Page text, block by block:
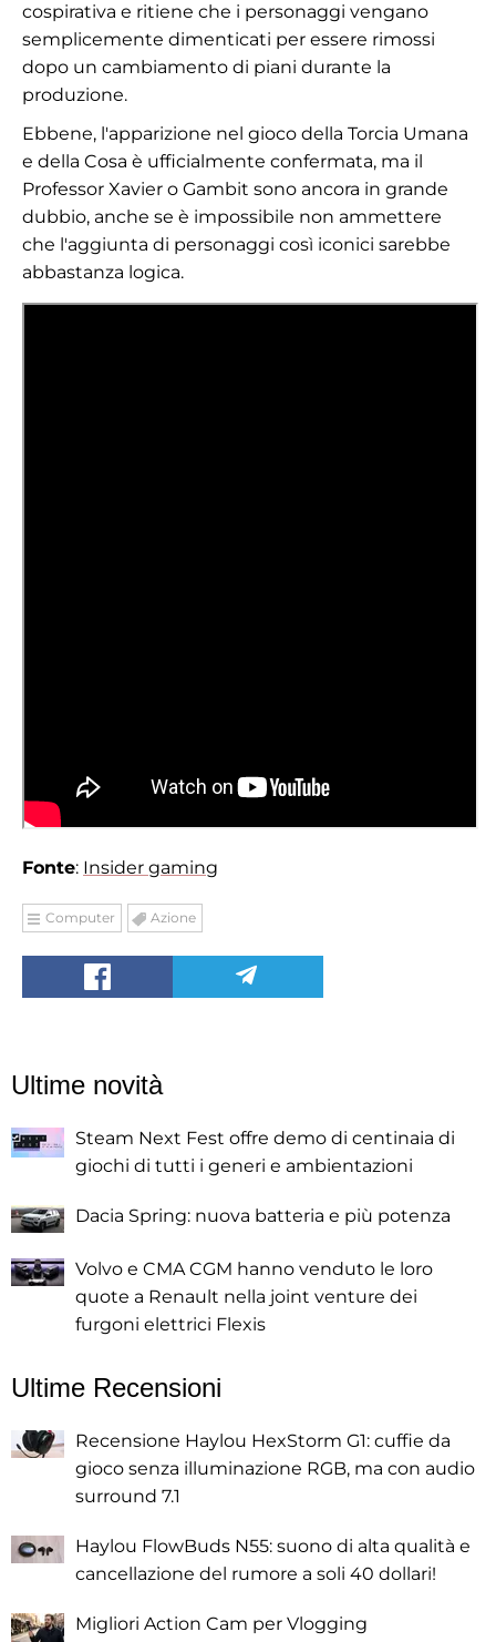
cospirativa e ritiene che i personaggi vengano
semplicemente dimenticati per essere rimossi
dopo un cambiamento di piani durante la
produzione.
Ebbene, l'apparizione nel gioco della Torcia Umana
e della Cosa è ufficialmente confermata, ma il
Professor Xavier o Gambit sono ancora in grande
dubbio, anche se è impossibile non ammettere
che l'aggiunta di personaggi così iconici sarebbe
abbastanza logica.
Fonte: Insider gaming
Computer Azione
Ultime novità
Steam Next Fest offre demo di centinaia di
giochi di tutti i generi e ambientazioni
Dacia Spring: nuova batteria e più potenza
Volvo e CMA CGM hanno venduto le loro
quote a Renault nella joint venture dei
furgoni elettrici Flexis
Ultime Recensioni
Recensione Haylou HexStorm G1: cuffie da
gioco senza illuminazione RGB, ma con audio
surround 7.1
Haylou FlowBuds N55: suono di alta qualità e
cancellazione del rumore a soli 40 dollari!
Migliori Action Cam per Vlogging